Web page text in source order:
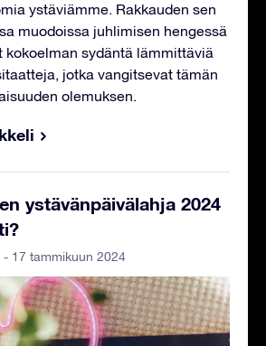
ystäviämme. Rakkauden sen
muodoissa juhlimisen hengessä
kokoelman sydäntä lämmittäviä
jotka vangitsevat tämän
olemuksen.
ystävänpäivälahja 2024
- 17 tammikuun 2024